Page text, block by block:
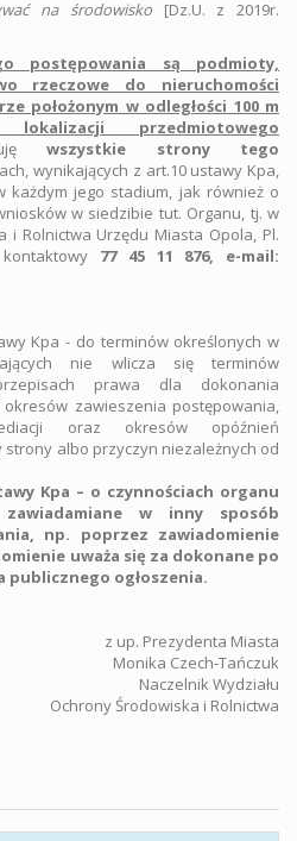
na środowisko[Dz.U. z 2019r.
postępowania są podmioty,
rzeczowe do nieruchomości
położonym w odległości 100 m
przedmiotowego
wszystkie strony tego
wynikających z art.10 ustawy Kpa,
każdym jego stadium, jak również o
w siedzibie tut. Organu, tj. w
i Rolnictwa Urzędu Miasta Opola, Pl.
77 45 11 876, e-mail:
Kpa - do terminów określonych w
nie wlicza się terminów
prawa dla dokonania
okresów zawieszenia postępowania,
oraz okresów opóźnień
albo przyczyn niezależnych od
Kpa – o czynnościach organu
w inny sposób
np. poprzez zawiadomienie
uważa się za dokonane po
publicznego ogłoszenia.
z up. Prezydenta Miasta
Monika Czech-Tańczuk
Naczelnik Wydziału
Ochrony Środowiska i Rolnictwa